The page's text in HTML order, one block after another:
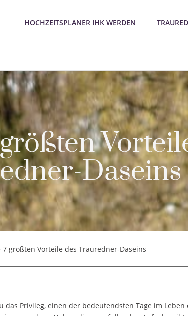
HOCHZEITSPLANER IHK WERDEN
Daseins
7 größten Vorteile des Trauredner-Daseins
das Privileg, einen der bedeutendsten Tage im